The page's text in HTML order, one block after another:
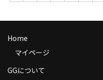
Home
マイページ
GGについて